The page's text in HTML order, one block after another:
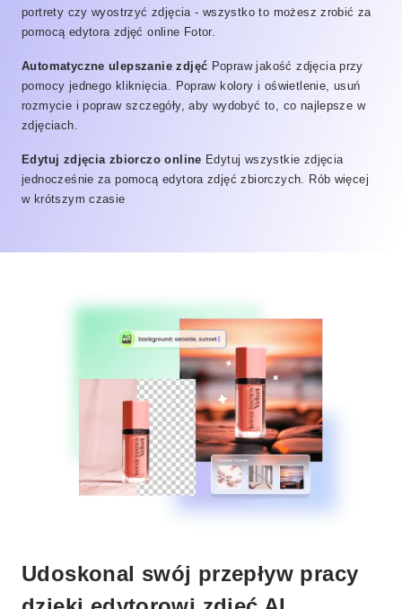
portrety czy wyostrzyć zdjęcia - wszystko to możesz zrobić za
pomocą edytora zdjęć online Fotor.
Automatyczne ulepszanie zdjęć Popraw jakość zdjęcia przy
pomocy jednego kliknięcia. Popraw kolory i oświetlenie, usuń
rozmycie i popraw szczegóły, aby wydobyć to, co najlepsze w
zdjęciach.
Edytuj zdjęcia zbiorczo online Edytuj wszystkie zdjęcia
jednocześnie za pomocą edytora zdjęć zbiorczych. Rób więcej
w krótszym czasie
Udoskonal swój przepływ pracy